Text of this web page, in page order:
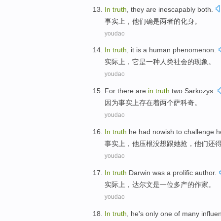
In truth they are inescapably both.
事实上 ， 他们确是两者的化身。
youdao
In truth, it is a human phenomenon.
实际上 ， 它是一种人类社会的现象。
youdao
For there are in truth two Sarkozys
因为事实上存在着两个萨科奇。
youdao
In truth he had nowish to challenge
事实上 ， 他压根没想跟她抢，他们还
youdao
In truth Darwin was a prolific author.
实际上 ， 达尔文是一位多产的作家。
youdao
In truth he's only one of many